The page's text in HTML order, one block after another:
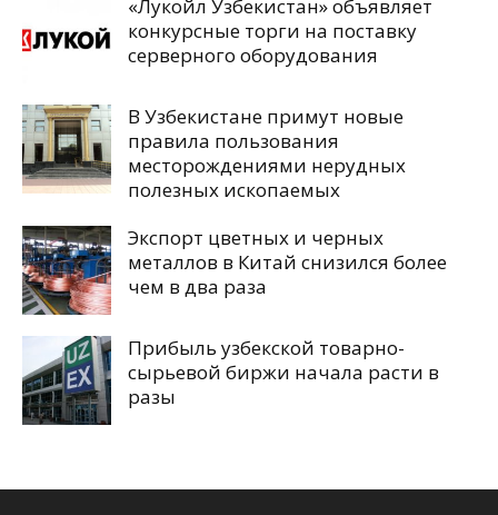
«Лукойл Узбекистан» объявляет
конкурсные торги на поставку
серверного оборудования
В Узбекистане примут новые
правила пользования
месторождениями нерудных
полезных ископаемых
Экспорт цветных и черных
металлов в Китай снизился более
чем в два раза
Прибыль узбекской товарно-
сырьевой биржи начала расти в
разы